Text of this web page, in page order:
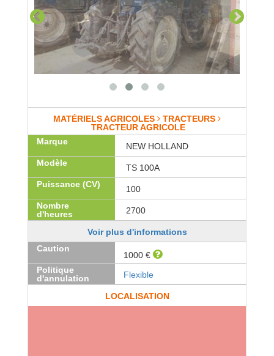
MATÉRIELS AGRICOLES
TRACTEURS
TRACTEUR AGRICOLE
Marque
NEW HOLLAND
Modèle
TS 100A
Puissance (CV)
100
Nombre
d'heures
2700
Voir plus d'informations
Caution
1000 €
Politique
d'annulation
Flexible
LOCALISATION